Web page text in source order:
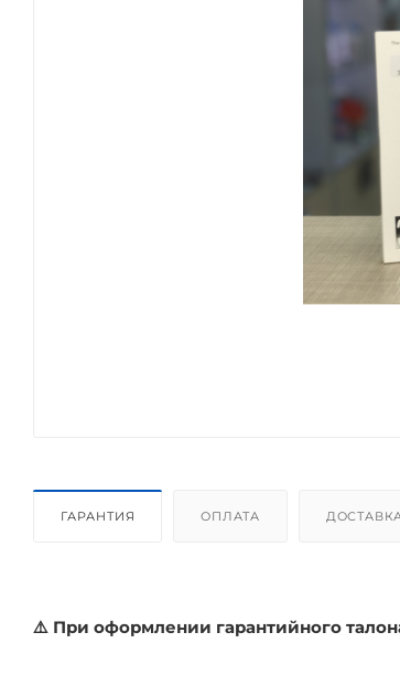
ГАРАНТИЯ ОПЛАТА
⚠️ При оформлении гарантийного